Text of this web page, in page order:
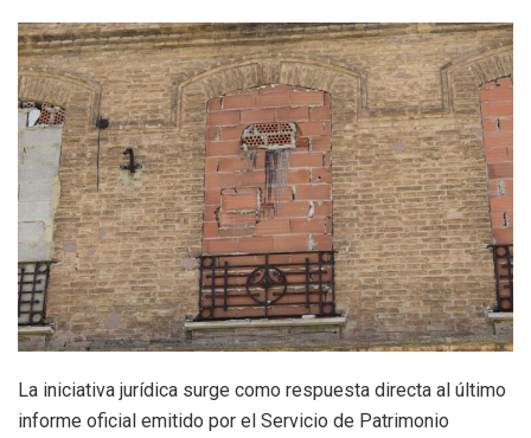
La iniciativa jurídica surge como respuesta directa al último
informe oficial emitido por el Servicio de Patrimonio